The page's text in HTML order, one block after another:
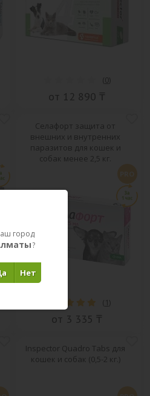
(0)
от 12 890 ₸
Селафорт защита от
внешних и внутренних
паразитов для кошек и
собак менее 2,5 кг.
( 1)
от 3 335 ₸
Inspector Quadro Tabs для
кошек и собак (0,5-2 кг.)
город
?
Нет